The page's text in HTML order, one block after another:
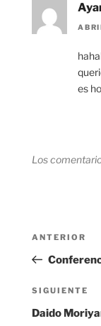
es
Los
Navegación
entradas
Entrada
anterior:
ANTERIOR
Siguiente
entrada
SIGUIENTE
Daido